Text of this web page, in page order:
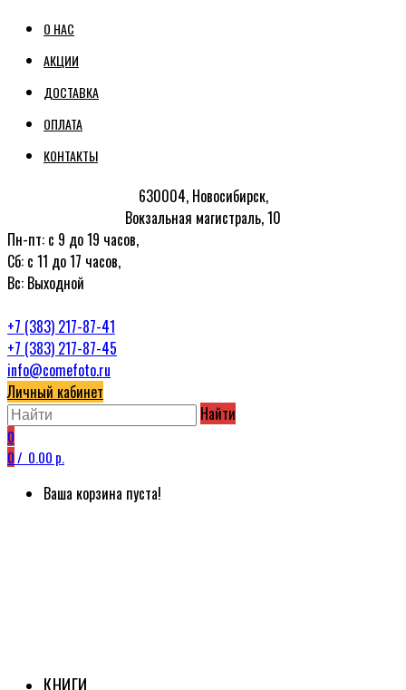
О НАС
АКЦИИ
ДОСТАВКА
ОПЛАТА
КОНТАКТЫ
630004, Новосибирск,
Вокзальная магистраль, 10
Пн-пт: с 9 до 19 часов,
Сб: с 11 до 17 часов,
Вс: Выходной
+7 (383) 217-87-41
+7 (383) 217-87-45
info@comefoto.ru
Личный кабинет
Найти
0
0/ 0.00 р.
Ваша корзина пуста!
КНИГИ